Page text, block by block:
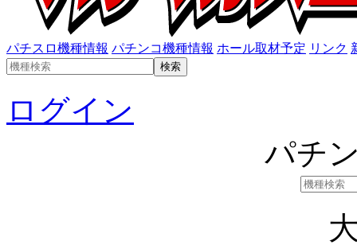
パチスロ機種情報 パチンコ機種情報 ホール取材予定 リンク
ログイン
パチ